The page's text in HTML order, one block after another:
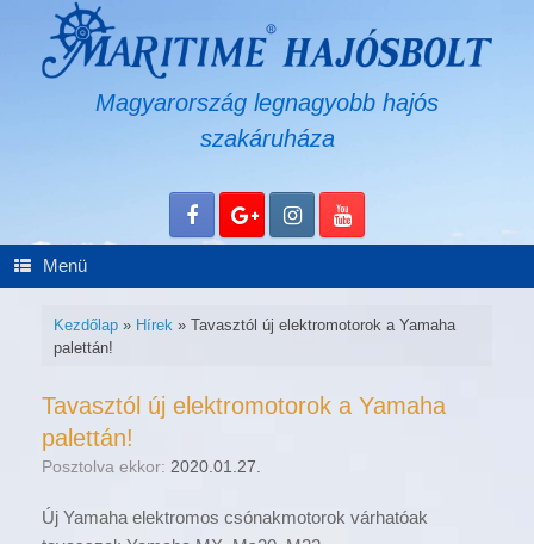
content
Magyarország legnagyobb hajós
szakáruháza
Menü
Kezdőlap» Hírek » Tavasztól új elektromotorok a Yamaha
palettán!
Tavasztól új elektromotorok a Yamaha
palettán!
Posztolva ekkor: 2020.01.27.
Új Yamaha elektromos csónakmotorok várhatóak